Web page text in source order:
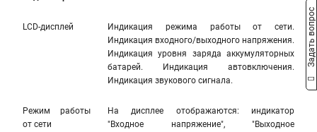
LCD-дисплей
Индикация режима работы от сети.
Индикация входного/выходного напряжения.
Индикация уровня заряда аккумуляторных
батарей. Индикация автовключения.
Индикация звукового сигнала.
Режим работы
от сети
На дисплее отображаются: индикатор
"Входное напряжение", "Выходное
Задать вопрос